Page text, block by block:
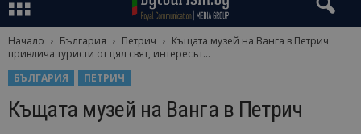
Начало България Петрич
Къщата музей на Ванга в Петрич
привлича туристи от цял свят, интересът...
БЪЛГАРИЯ
ПЕТРИЧ
Къщата музей на Ванга в Петрич